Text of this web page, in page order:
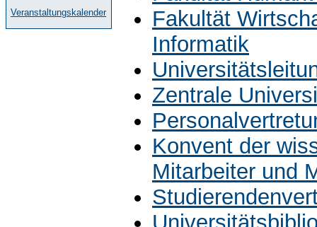
Veranstaltungskalender
Fakultät
Informatik
Zentrale
Konvent der
Mitarbeiter und